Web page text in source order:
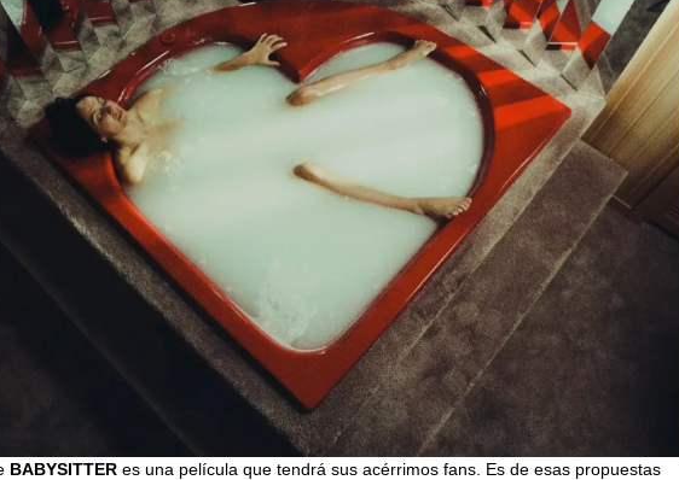
BABYSITTER es una película que tendrá sus acérrimos fans. Es de esas propuestas